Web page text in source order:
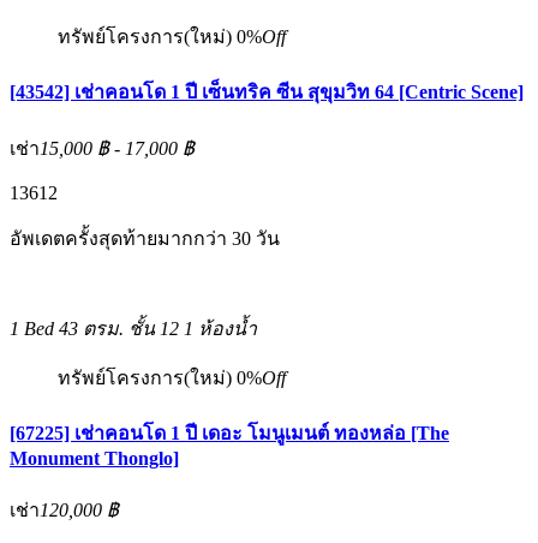
ทรัพย์โครงการ(ใหม่) 0%Off
[43542] เช่าคอนโด 1 ปี เซ็นทริค ซีน สุขุมวิท 64 [Centric Scene]
เช่า15,000 ฿ - 17,000 ฿
13612
อัพเดตครั้งสุดท้ายมากกว่า 30 วัน
1 Bed 43 ตรม. ชั้น 12 1 ห้องน้ำ
ทรัพย์โครงการ(ใหม่) 0%Off
[67225] เช่าคอนโด 1 ปี เดอะ โมนูเมนต์ ทองหล่อ [The
Monument Thonglo]
เช่า120,000 ฿